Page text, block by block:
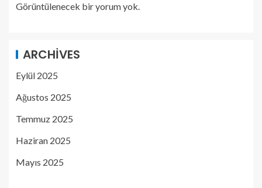
Görüntülenecek bir yorum yok.
ARCHIVES
Eylül 2025
Ağustos 2025
Temmuz 2025
Haziran 2025
Mayıs 2025